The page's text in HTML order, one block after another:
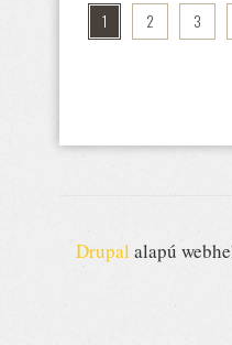
1 2 3
Drupal alapú